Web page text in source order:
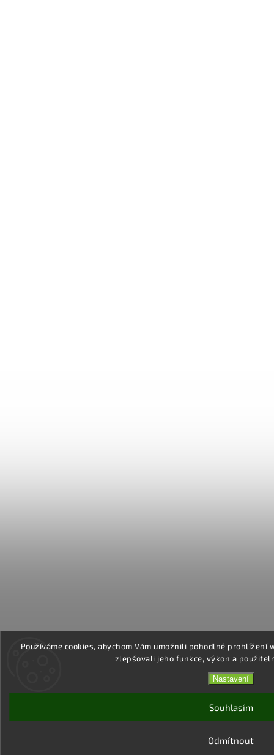
Používáme cookies, abychom Vám umožnili pohodlné
zlepšovali jeho funkce, výkon a
Nastavení
Odmítnout
Souhlasím